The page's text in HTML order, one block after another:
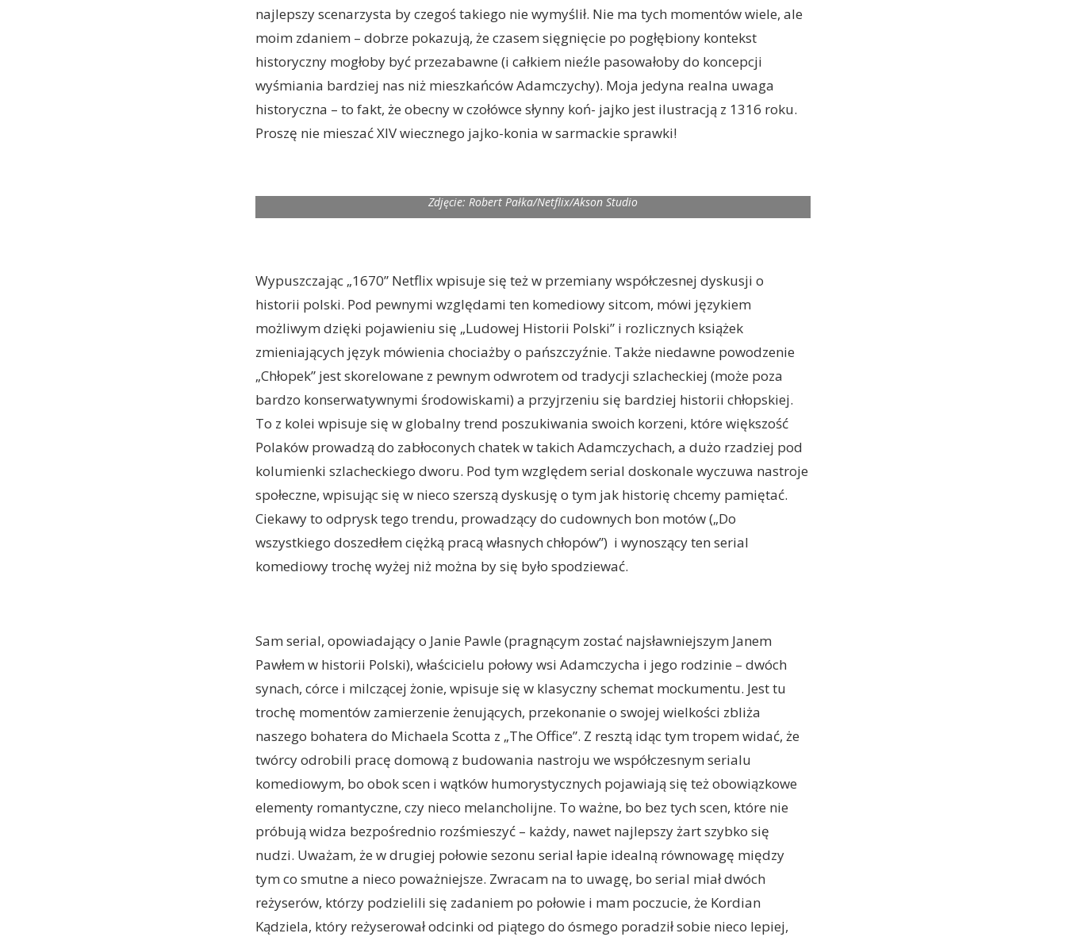
najlepszy scenarzysta by czegoś takiego nie wymyślił. Nie ma tych momentów wiele, ale
moim zdaniem – dobrze pokazują, że czasem sięgnięcie po pogłębiony kontekst
historyczny mogłoby być przezabawne (i całkiem nieźle pasowałoby do koncepcji
wyśmiania bardziej nas niż mieszkańców Adamczychy). Moja jedyna realna uwaga
historyczna – to fakt, że obecny w czołówce słynny koń- jajko jest ilustracją z 1316 roku.
Proszę nie mieszać XIV wiecznego jajko-konia w sarmackie sprawki!
Zdjęcie: Robert Pałka/Netflix/Akson Studio
Wypuszczając „1670” Netflix wpisuje się też w przemiany współczesnej dyskusji o
historii polski. Pod pewnymi względami ten komediowy sitcom, mówi językiem
możliwym dzięki pojawieniu się „Ludowej Historii Polski” i rozlicznych książek
zmieniających język mówienia chociażby o pańszczyźnie. Także niedawne powodzenie
„Chłopek” jest skorelowane z pewnym odwrotem od tradycji szlacheckiej (może poza
bardzo konserwatywnymi środowiskami) a przyjrzeniu się bardziej historii chłopskiej.
To z kolei wpisuje się w globalny trend poszukiwania swoich korzeni, które większość
Polaków prowadzą do zabłoconych chatek w takich Adamczychach, a dużo rzadziej pod
kolumienki szlacheckiego dworu. Pod tym względem serial doskonale wyczuwa nastroje
społeczne, wpisując się w nieco szerszą dyskusję o tym jak historię chcemy pamiętać.
Ciekawy to odprysk tego trendu, prowadzący do cudownych bon motów („Do
wszystkiego doszedłem ciężką pracą własnych chłopów”) i wynoszący ten serial
komediowy trochę wyżej niż można by się było spodziewać.
Sam serial, opowiadający o Janie Pawle (pragnącym zostać najsławniejszym Janem
Pawłem w historii Polski), właścicielu połowy wsi Adamczycha i jego rodzinie – dwóch
synach, córce i milczącej żonie, wpisuje się w klasyczny schemat mockumentu. Jest tu
trochę momentów zamierzenie żenujących, przekonanie o swojej wielkości zbliża
naszego bohatera do Michaela Scotta z „The Office”. Z resztą idąc tym tropem widać, że
twórcy odrobili pracę domową z budowania nastroju we współczesnym serialu
komediowym, bo obok scen i wątków humorystycznych pojawiają się też obowiązkowe
elementy romantyczne, czy nieco melancholijne. To ważne, bo bez tych scen, które nie
próbują widza bezpośrednio rozśmieszyć – każdy, nawet najlepszy żart szybko się
nudzi. Uważam, że w drugiej połowie sezonu serial łapie idealną równowagę między
tym co smutne a nieco poważniejsze. Zwracam na to uwagę, bo serial miał dwóch
reżyserów, którzy podzielili się zadaniem po połowie i mam poczucie, że Kordian
Kądziela, który reżyserował odcinki od piątego do ósmego poradził sobie nieco lepiej,